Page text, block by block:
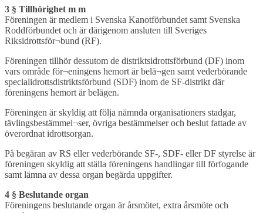
3 § Tillhörighet m m
Föreningen är medlem i Svenska Kanotförbundet samt Svenska
Roddförbundet och är därigenom ansluten till Sveriges
Riksidrottsför¬bund (RF).
Föreningen tillhör dessutom de distriktsidrottsförbund (DF) inom
vars område för¬eningens hemort är belä¬gen samt vederbörande
specialidrottsdistriktsförbund (SDF) inom de SF-distrikt där
föreningens hemort är belägen.
Föreningen är skyldig att följa nämnda organisationers stadgar,
tävlingsbestämmel¬ser, övriga bestämmelser och beslut fattade av
överordnat idrottsorgan.
På begäran av RS eller vederbörande SF-, SDF- eller DF styrelse är
föreningen skyldig att ställa föreningens handlingar till förfogande
samt lämna av dessa organ begärda uppgifter.
4 § Beslutande organ
Föreningens beslutande organ är årsmötet, extra årsmöte och